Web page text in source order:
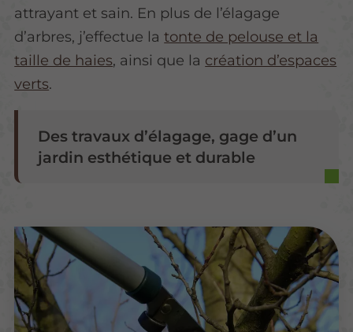
attrayant et sain. En plus de l’élagage
d’arbres, j’effectue latonte de pelouse et la
taille de haies, ainsi que la création d’espaces
verts.
Des travaux d’élagage, gage d’un
jardin esthétique et durable